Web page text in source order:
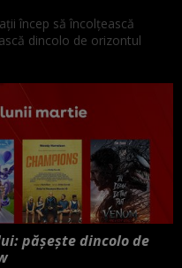
încep să încolțească
dincolo de orizontul
pășește dincolo de